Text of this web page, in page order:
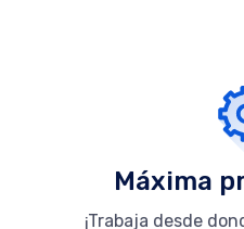
Máxima
¡Trabaja desde